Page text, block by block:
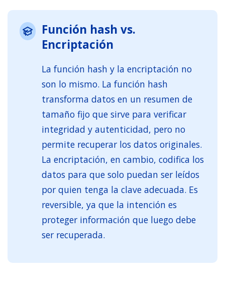
Función hash vs.
Encriptación
La función hash y la encriptación no
son lo mismo. La función hash
transforma datos en un resumen de
tamaño fijo que sirve para verificar
integridad y autenticidad, pero no
permite recuperar los datos originales.
La encriptación, en cambio, codifica los
datos para que solo puedan ser leídos
por quien tenga la clave adecuada. Es
reversible, ya que la intención es
proteger información que luego debe
ser recuperada.